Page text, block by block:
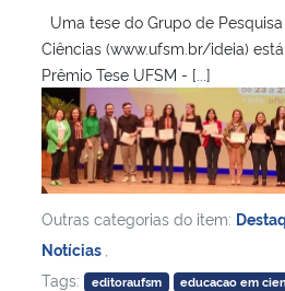
Uma tese do Grupo de
Ciências (www.ufsm.br/ideia)
Prêmio Tese UFSM - [...]
Outras categorias do item:
Notícias
Tags:
editoraufsm educacao em